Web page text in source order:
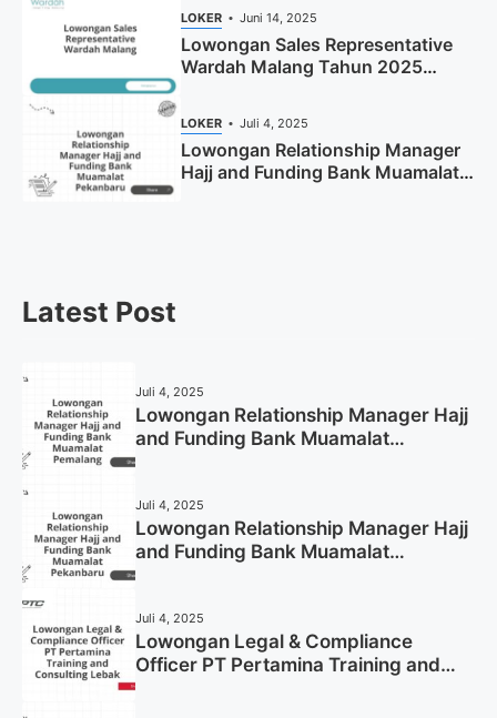
LOKER Juni 14, 2025
Lowongan Sales Representative
Wardah Malang Tahun 2025
LOKER Juli 4, 2025
Lowongan Relationship Manager
Hajj and Funding Bank Muamalat
Latest Post
Juli 4, 2025
Lowongan Relationship Manager Hajj
and Funding Bank Muamalat
Juli 4, 2025
Lowongan Relationship Manager Hajj
and Funding Bank Muamalat
Juli 4, 2025
Lowongan Legal & Compliance
Officer PT Pertamina Training and